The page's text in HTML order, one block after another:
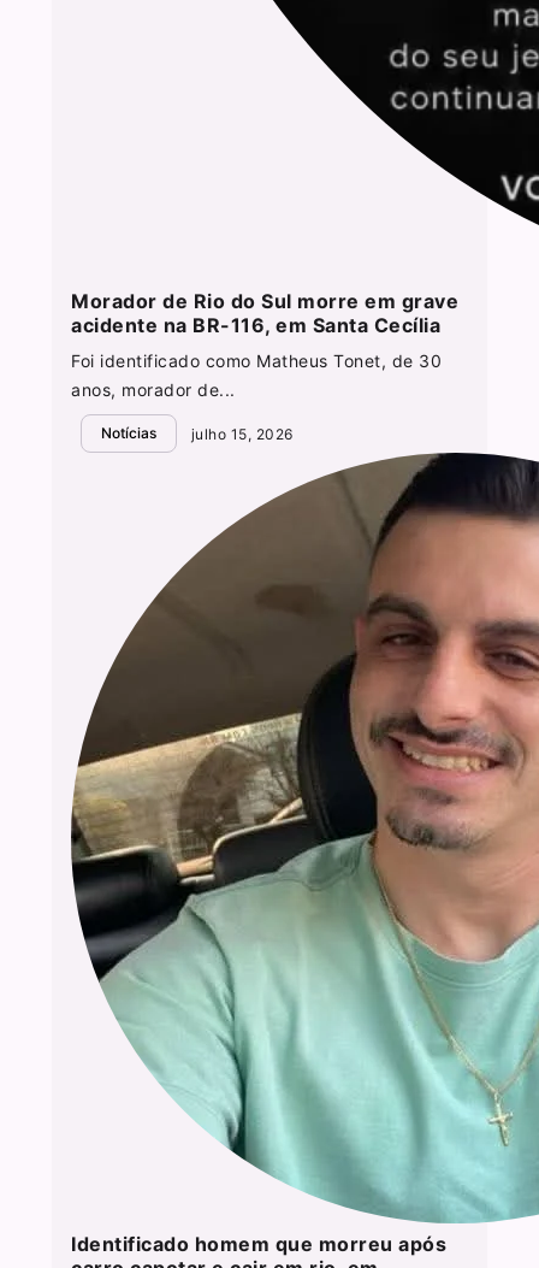
Morador de Rio do Sul morre em grave
acidente na BR-116, em Santa Cecília
Foi identificado como Matheus Tonet, de 30
anos, morador de...
Notícias julho 15, 2026
Identificado homem que morreu após